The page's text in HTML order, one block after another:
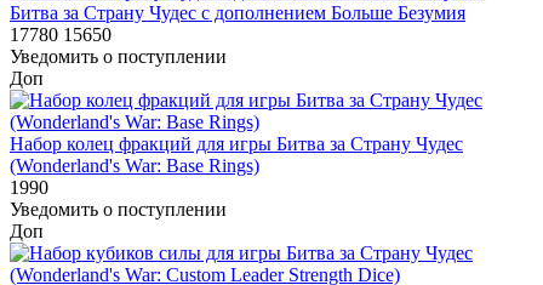
Битва за Страну Чудес с дополнением Больше Безумия
17780 15650
Уведомить о поступлении
Доп
Набор колец фракций для игры Битва за Страну Чудес
(Wonderland's War: Base Rings)
1990
Уведомить о поступлении
Доп